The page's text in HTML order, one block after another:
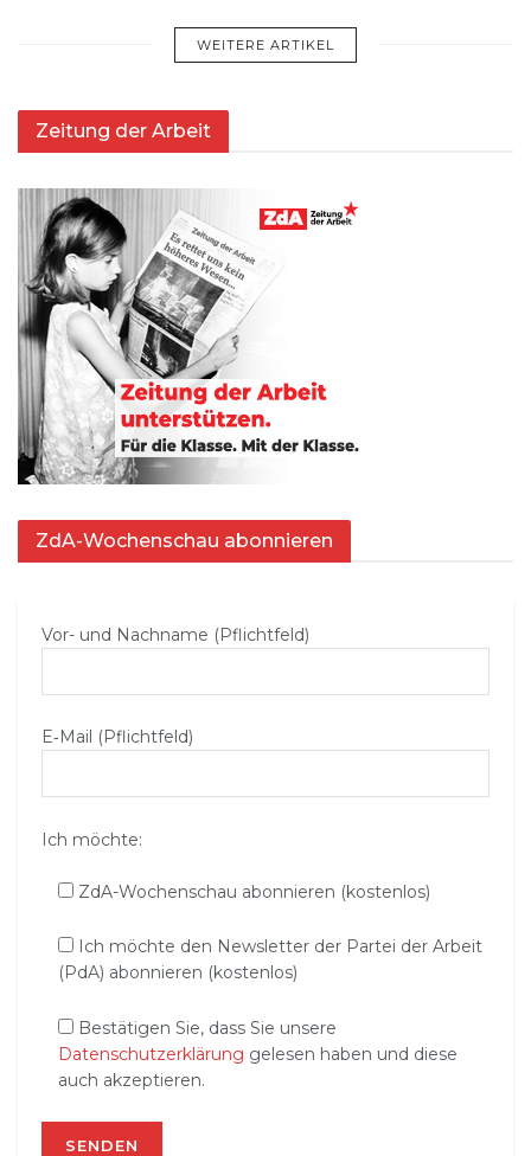
WEITERE ARTIKEL
Zeitung der Arbeit
ZdA-Wochenschau abonnieren
Vor- und Nachname (Pflichtfeld)
E‑Mail (Pflichtfeld)
Ich möchte:
ZdA-Wochenschau abonnieren (kostenlos)
Ich möchte den Newsletter der Partei der Arbeit
(PdA) abonnieren (kostenlos)
Bestätigen Sie, dass Sie unsere
Datenschutzerklärung gelesen haben und diese
auch akzeptieren.